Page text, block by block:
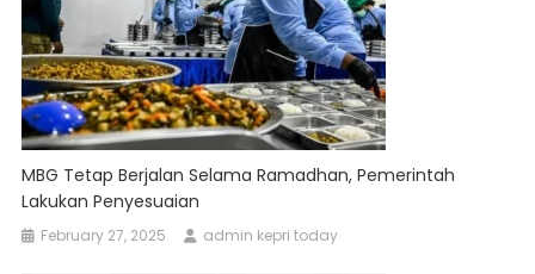
MBG Tetap Berjalan Selama Ramadhan, Pemerintah
Lakukan Penyesuaian
February 27, 2025 admin kepri today